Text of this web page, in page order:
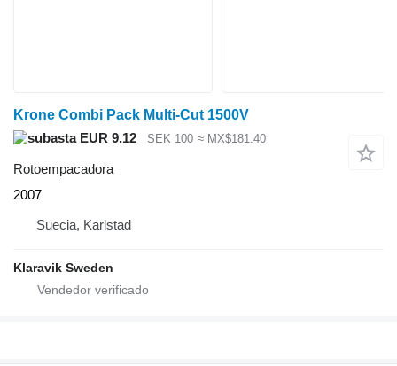
Krone Combi Pack Multi-Cut 1500V
EUR 9.12
SEK 100 ≈ MX$181.40
Rotoempacadora
2007
Suecia, Karlstad
Klaravik Sweden